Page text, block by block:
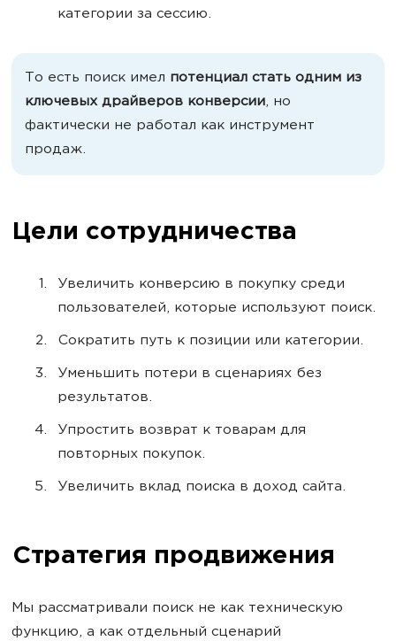
категории за сессию.
То есть поиск имел потенциал стать одним из
ключевых драйверов конверсии, но
фактически не работал как инструмент
продаж.
Цели сотрудничества
Увеличить конверсию в покупку среди
пользователей, которые используют поиск.
Сократить путь к позиции или категории.
Уменьшить потери в сценариях без
результатов.
Упростить возврат к товарам для
повторных покупок.
Увеличить вклад поиска в доход сайта.
Стратегия продвижения
Мы рассматривали поиск не как техническую
функцию, а как отдельный сценарий